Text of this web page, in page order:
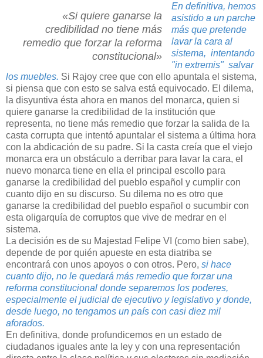
«Si quiere ganarse la
credibilidad no tiene más
remedio que forzar la reforma
constitucional»
En definitiva, hemos
asistido a un parche
más que pretende
lavar la cara al
sistema, intentando
"in extremis" salvar
los muebles. Si Rajoy cree que con ello apuntala el sistema,
si piensa que con esto se salva está equivocado. El dilema,
la disyuntiva ésta ahora en manos del monarca, quien si
quiere ganarse la credibilidad de la institución que
representa, no tiene más remedio que forzar la salida de la
casta corrupta que intentó apuntalar el sistema a última hora
con la abdicación de su padre. Si la casta creía que el viejo
monarca era un obstáculo a derribar para lavar la cara, el
nuevo monarca tiene en ella el principal escollo para
ganarse la credibilidad del pueblo español y cumplir con
cuanto dijo en su discurso. Su dilema no es otro que
ganarse la credibilidad del pueblo español o sucumbir con
esta oligarquía de corruptos que vive de medrar en el
sistema.
La decisión es de su Majestad Felipe VI (como bien sabe),
depende de por quién apueste en esta diatriba se
encontrará con unos apoyos o con otros. Pero, si hace
cuanto dijo, no le quedará más remedio que forzar una
reforma constitucional donde separemos los poderes,
especialmente el judicial de ejecutivo y legislativo y donde,
desde luego, no tengamos un país con casi diez mil
aforados.
En definitiva, donde profundicemos en un estado de
ciudadanos iguales ante la ley y con una representación